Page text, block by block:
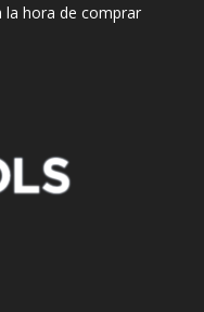
la hora de comprar